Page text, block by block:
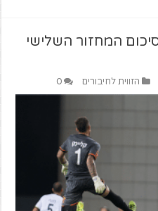
המחזור השלישי
הזווית לחיבורים 0